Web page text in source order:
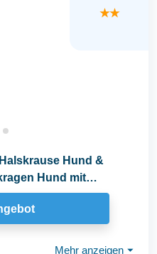
★★
Hund &
Hund mit
Mehr anzeigen ⏷